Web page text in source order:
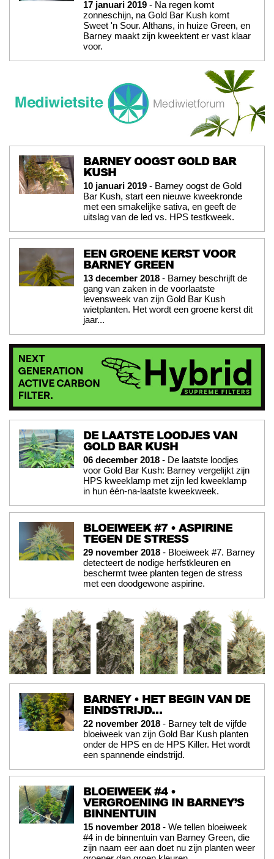
17 januari 2019 - Na regen komt
zonneschijn, na Gold Bar Kush komt
Sweet 'n Sour. Althans, in huize Green, en
Barney maakt zijn kweektent er vast klaar
voor.
BARNEY OOGST GOLD BAR
KUSH
10 januari 2019 - Barney oogst de Gold
Bar Kush, start een nieuwe kweekronde
met een smakelijke sativa, en geeft de
uitslag van de led vs. HPS testkweek.
EEN GROENE KERST VOOR
BARNEY GREEN
13 december 2018 - Barney beschrijft de
gang van zaken in de voorlaatste
levensweek van zijn Gold Bar Kush
wietplanten. Het wordt een groene kerst dit
jaar...
DE LAATSTE LOODJES VAN
GOLD BAR KUSH
06 december 2018 - De laatste loodjes
voor Gold Bar Kush: Barney vergelijkt zijn
HPS kweeklamp met zijn led kweeklamp
in hun één-na-laatste kweekweek.
BLOEIWEEK #7 • ASPIRINE
TEGEN DE STRESS
29 november 2018 - Bloeiweek #7. Barney
detecteert de nodige herfstkleuren en
beschermt twee planten tegen de stress
met een doodgewone aspirine.
BARNEY • HET BEGIN VAN DE
EINDSTRIJD…
22 november 2018 - Barney telt de vijfde
bloeiweek van zijn Gold Bar Kush planten
onder de HPS en de HPS Killer. Het wordt
een spannende eindstrijd.
BLOEIWEEK #4 •
VERGROENING IN BARNEY’S
BINNENTUIN
15 november 2018 - We tellen bloeiweek
#4 in de binnentuin van Barney Green, die
zijn naam eer aan doet nu zijn planten weer